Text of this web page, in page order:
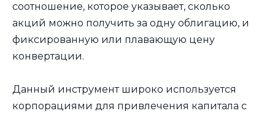
соотношение, которое указывает, сколько
акций можно получить за одну облигацию, и
фиксированную или плавающую цену
конвертации.
Данный инструмент широко используется
корпорациями для привлечения капитала с